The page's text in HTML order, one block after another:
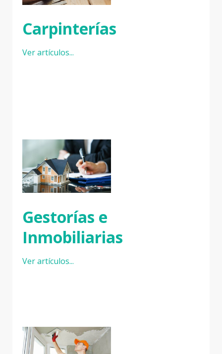
Carpinterías
Ver artículos...
Gestorías e
Inmobiliarias
Ver artículos...